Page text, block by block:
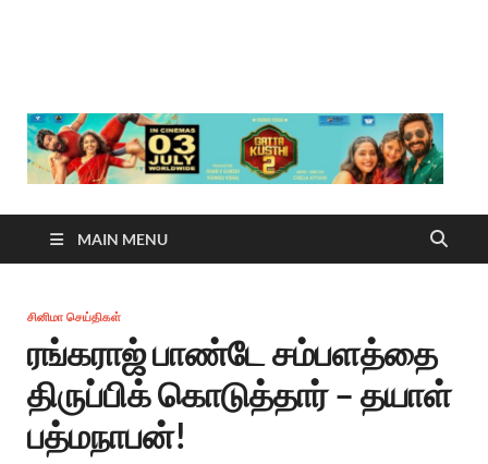
MAIN MENU
சினிமா செய்திகள்
ரங்கராஜ் பாண்டே சம்பளத்தை
திருப்பிக் கொடுத்தார் – தயாள்
பத்மநாபன்!